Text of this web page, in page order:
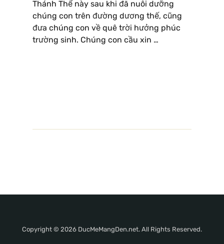
Thánh Thể này sau khi đã nuôi dưỡng
chúng con trên đường dương thế, cũng
đưa chúng con về quê trời hưởng phúc
trường sinh. Chúng con cầu xin …
Copyright © 2026 DucMeMangDen.net. All Rights Reserved.